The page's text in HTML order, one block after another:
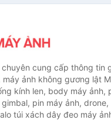
chuyên cung cấp thông tin
máy ảnh không gương lật
kính len, body máy ảnh,
pin máy ảnh,
túi xách dây đeo máy